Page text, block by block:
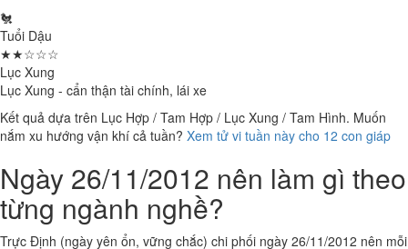
🐔
Tuổi Dậu
★★☆☆☆
Lục Xung
Lục Xung - cẩn thận tài chính, lái xe
Kết quả dựa trên Lục Hợp / Tam Hợp / Lục Xung / Tam Hình. Muốn
nắm xu hướng vận khí cả tuần? Xem tử vi tuần này cho 12 con giáp
Ngày 26/11/2012 nên làm gì theo
từng ngành nghề?
Trực Định (ngày yên ổn, vững chắc) chi phối ngày 26/11/2012 nên mỗi